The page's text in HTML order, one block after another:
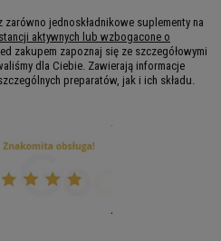
jednoskładnikowe suplementy na
aktywnych lub wzbogacone o
zakupem zapoznaj się ze szczegółowymi
dla Ciebie. Zawierają informacje
preparatów, jak i ich składu.